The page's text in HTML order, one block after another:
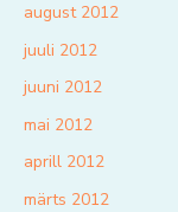
august 2012
juuli 2012
juuni 2012
mai 2012
aprill 2012
märts 2012